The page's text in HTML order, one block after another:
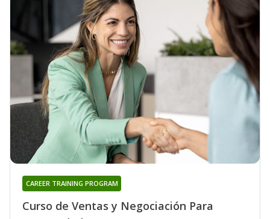
Curso de Ventas y Negociación Para
CAREER TRAINING PROGRAM